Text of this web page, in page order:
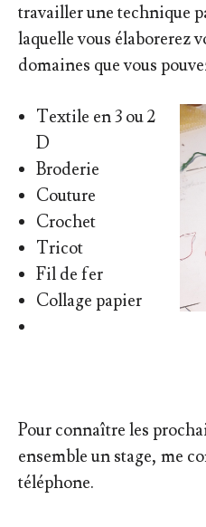
travailler une technique
laquelle vous élaborerez
domaines que vous
Textile en 3 ou 2
D
Broderie
Couture
Crochet
Tricot
Fil de fer
Collage papier
Pour connaître les
ensemble un stage, me
téléphone.